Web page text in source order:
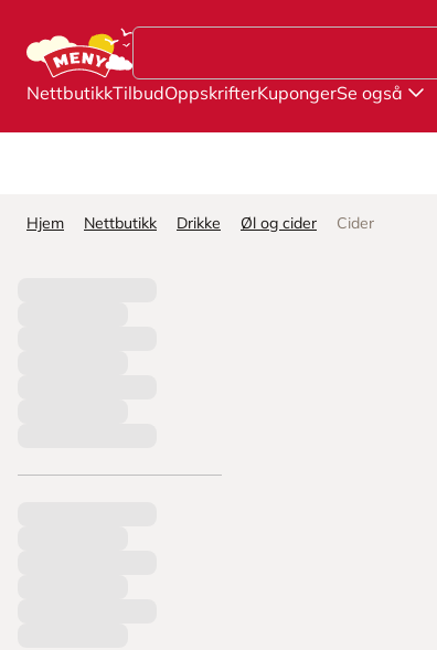
NettbutikkTilbudOppskrifterKupongerSe også
Hjem Nettbutikk Drikke Øl og cider Cider